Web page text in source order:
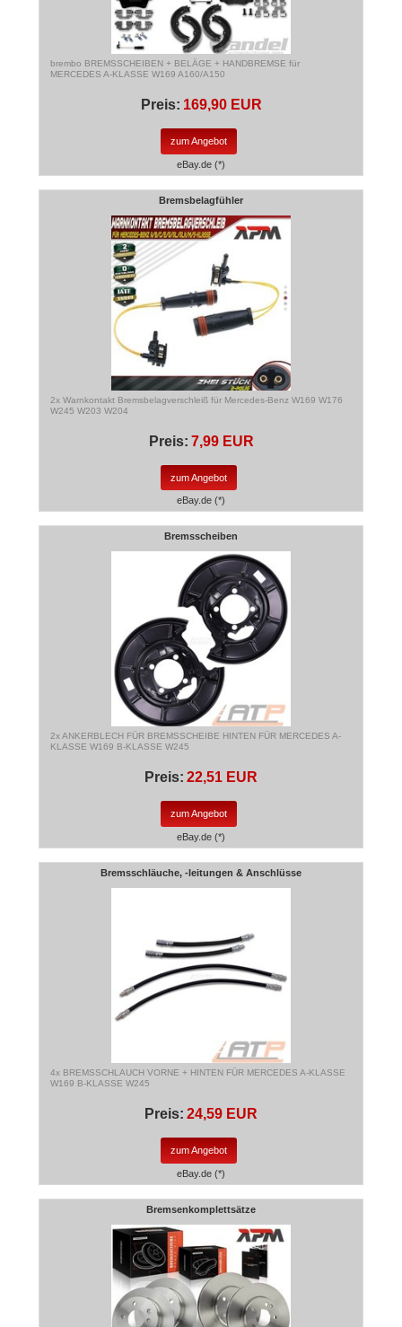
brembo BREMSSCHEIBEN + BELÄGE + HANDBREMSE für
MERCEDES A-KLASSE W169 A160/A150
Preis: 169,90 EUR
zum Angebot
eBay.de (*)
Bremsbelagfühler
2x Warnkontakt Bremsbelagverschleiß für Mercedes-Benz W169 W176
W245 W203 W204
Preis: 7,99 EUR
zum Angebot
eBay.de (*)
Bremsscheiben
2x ANKERBLECH FÜR BREMSSCHEIBE HINTEN FÜR MERCEDES A-
KLASSE W169 B-KLASSE W245
Preis: 22,51 EUR
zum Angebot
eBay.de (*)
Bremsschläuche, -leitungen & Anschlüsse
4x BREMSSCHLAUCH VORNE + HINTEN FÜR MERCEDES A-KLASSE
W169 B-KLASSE W245
Preis: 24,59 EUR
zum Angebot
eBay.de (*)
Bremsenkomplettsätze